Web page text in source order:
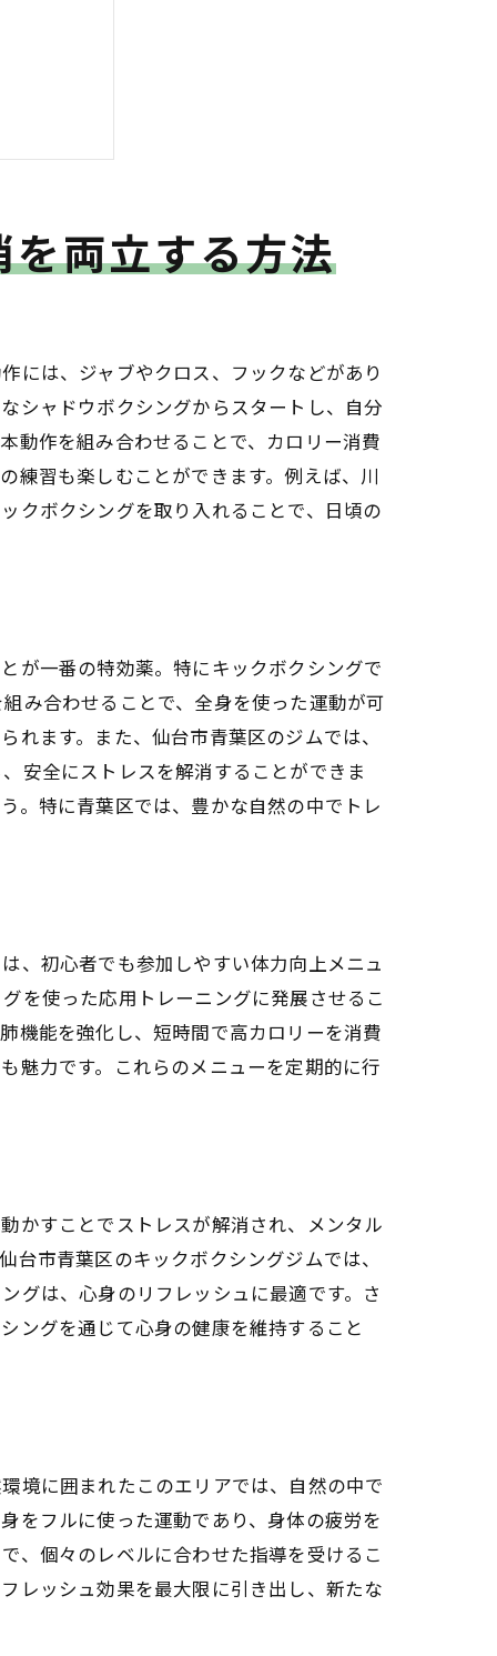
両立する方法
には、ジャブやクロス、フックなどがあり
シャドウボクシングからスタートし、自分
動作を組み合わせることで、カロリー消費
練習も楽しむことができます。例えば、川
クボクシングを取り入れることで、日頃の
が一番の特効薬。特にキックボクシングで
み合わせることで、全身を使った運動が可
ます。また、仙台市青葉区のジムでは、
安全にストレスを解消することができま
。特に青葉区では、豊かな自然の中でトレ
、初心者でも参加しやすい体力向上メニュ
を使った応用トレーニングに発展させるこ
機能を強化し、短時間で高カロリーを消費
魅力です。これらのメニューを定期的に行
かすことでストレスが解消され、メンタル
市青葉区のキックボクシングジムでは、
グは、心身のリフレッシュに最適です。さ
ングを通じて心身の健康を維持すること
境に囲まれたこのエリアでは、自然の中で
をフルに使った運動であり、身体の疲労を
、個々のレベルに合わせた指導を受けるこ
レッシュ効果を最大限に引き出し、新たな